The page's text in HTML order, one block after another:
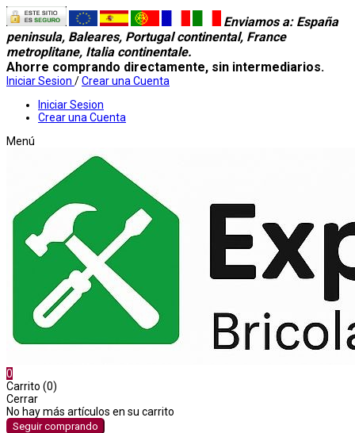
Enviamos a: España
peninsula, Baleares, Portugal continental, France
metroplitane, Italia continentale.
Ahorre comprando directamente, sin intermediarios.
Iniciar Sesion /Crear una Cuenta
Iniciar Sesion
Crear una Cuenta
Menú
0
Carrito (0)
Cerrar
No hay más artículos en su carrito
Seguir comprando